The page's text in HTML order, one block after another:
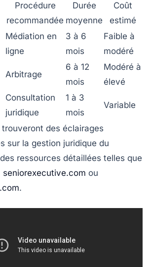
Procédure
recommandée
Durée
moyenne
Coût
estimé
Médiation en
ligne
3 à 6
mois
Faible à
modéré
Arbitrage
6 à 12
mois
Modéré à
élevé
Consultation
juridique
1 à 3
mois
Variable
des éclairages
sur la gestion juridique du
ressources détaillées telles que
seniorexecutive.com ou
.